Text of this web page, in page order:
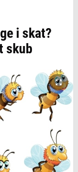
i skat?
skub